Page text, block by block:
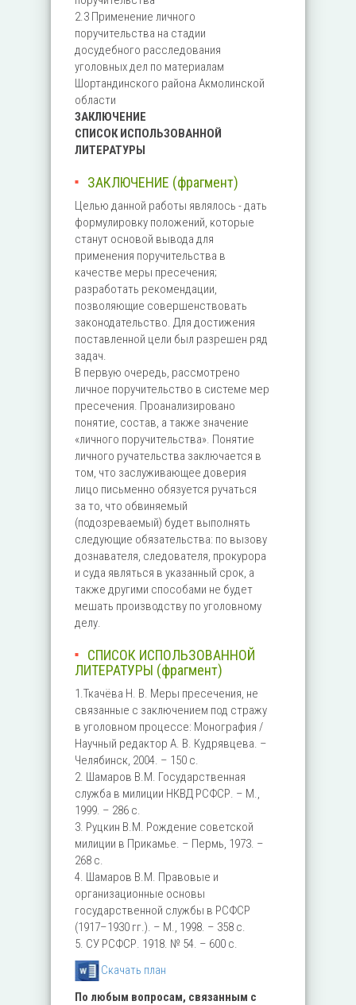
2.3 Применение личного
поручительства на стадии
досудебного расследования
уголовных дел по материалам
Шортандинского района Акмолинской
области
ЗАКЛЮЧЕНИЕ
СПИСОК ИСПОЛЬЗОВАННОЙ
ЛИТЕРАТУРЫ
ЗАКЛЮЧЕНИЕ (фрагмент)
Целью данной работы являлось - дать
формулировку положений, которые
станут основой вывода для
применения поручительства в
качестве меры пресечения;
разработать рекомендации,
позволяющие совершенствовать
законодательство. Для достижения
поставленной цели был разрешен ряд
задач.
В первую очередь, рассмотрено
личное поручительство в системе мер
пресечения. Проанализировано
понятие, состав, а также значение
«личного поручительства». Понятие
личного ручательства заключается в
том, что заслуживающее доверия
лицо письменно обязуется ручаться
за то, что обвиняемый
(подозреваемый) будет выполнять
следующие обязательства: по вызову
дознавателя, следователя, прокурора
и суда являться в указанный срок, а
также другими способами не будет
мешать производству по уголовному
делу.
СПИСОК ИСПОЛЬЗОВАННОЙ
ЛИТЕРАТУРЫ (фрагмент)
1.Ткачёва Н. В. Меры пресечения, не
связанные с заключением под стражу
в уголовном процессе: Монография /
Научный редактор А. В. Кудрявцева. –
Челябинск, 2004. – 150 c.
2. Шамаров В.М. Государственная
служба в милиции НКВД РСФСР. – М.,
1999. – 286 с.
3. Руцкин В.М. Рождение советской
милиции в Прикамье. – Пермь, 1973. –
268 с.
4. Шамаров В.М. Правовые и
организационные основы
государственной службы в РСФСР
(1917–1930 гг.). – М., 1998. – 358 с.
5. СУ РСФСР. 1918. № 54. – 600 с.
Скачать план
По любым вопросам, связанным с